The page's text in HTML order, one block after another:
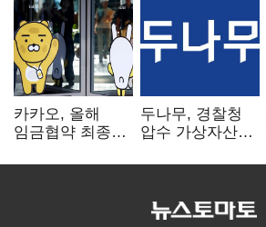
카카오, 올해
임금협약 최종
인상·격려금
두나무, 경찰청
압수 가상자산
커스터디 사업